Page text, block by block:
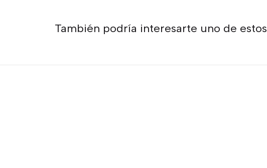
También podría interesarte uno de estos